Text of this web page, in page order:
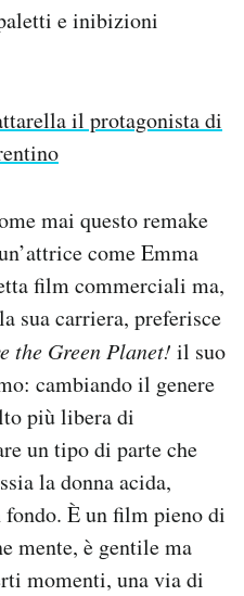
e inibizioni
il protagonista di
mai questo remake
come Emma
film commerciali ma,
sua carriera, preferisce
the Green Planet! il suo
cambiando il genere
più libera di
un tipo di parte che
la donna acida,
È un film pieno di
mente, è gentile ma
momenti, una via di